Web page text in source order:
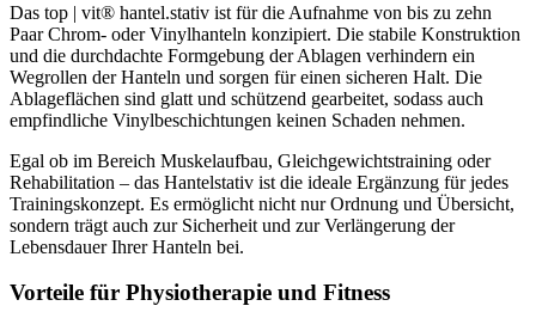
Das top | vit® hantel.stativ ist für die Aufnahme von bis zu zehn
Paar Chrom- oder Vinylhanteln konzipiert. Die stabile Konstruktion
und die durchdachte Formgebung der Ablagen verhindern ein
Wegrollen der Hanteln und sorgen für einen sicheren Halt. Die
Ablageflächen sind glatt und schützend gearbeitet, sodass auch
empfindliche Vinylbeschichtungen keinen Schaden nehmen.
Egal ob im Bereich Muskelaufbau, Gleichgewichtstraining oder
Rehabilitation – das Hantelstativ ist die ideale Ergänzung für jedes
Trainingskonzept. Es ermöglicht nicht nur Ordnung und Übersicht,
sondern trägt auch zur Sicherheit und zur Verlängerung der
Lebensdauer Ihrer Hanteln bei.
Vorteile für Physiotherapie und Fitness